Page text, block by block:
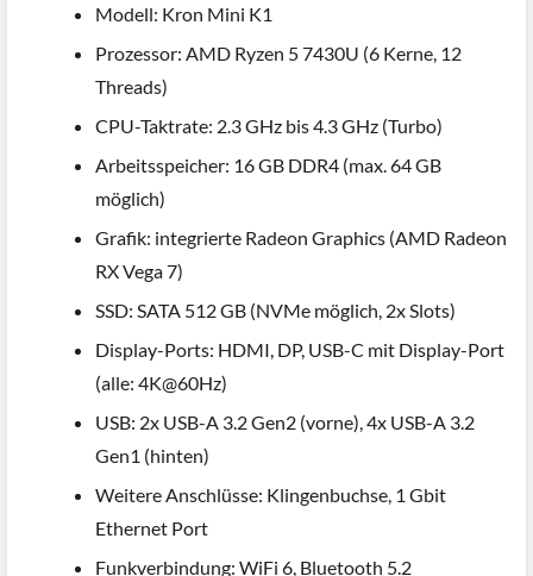
Modell: Kron Mini K1
Prozessor: AMD Ryzen 5 7430U (6 Kerne, 12
Threads)
CPU-Taktrate: 2.3 GHz bis 4.3 GHz (Turbo)
Arbeitsspeicher: 16 GB DDR4 (max. 64 GB
möglich)
Grafik: integrierte Radeon Graphics (AMD Radeon
RX Vega 7)
SSD: SATA 512 GB (NVMe möglich, 2x Slots)
Display-Ports: HDMI, DP, USB-C mit Display-Port
(alle: 4K@60Hz)
USB: 2x USB-A 3.2 Gen2 (vorne), 4x USB-A 3.2
Gen1 (hinten)
Weitere Anschlüsse: Klingenbuchse, 1 Gbit
Ethernet Port
Funkverbindung: WiFi 6, Bluetooth 5.2